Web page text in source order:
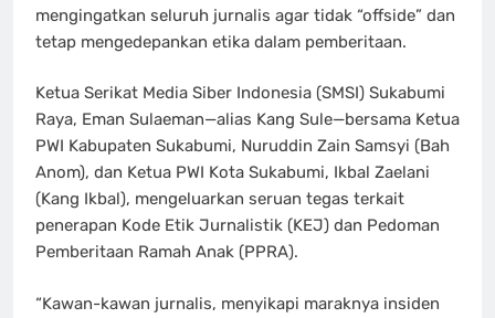
mengingatkan seluruh jurnalis agar tidak “offside” dan
tetap mengedepankan etika dalam pemberitaan.
Ketua Serikat Media Siber Indonesia (SMSI) Sukabumi
Raya, Eman Sulaeman—alias Kang Sule—bersama Ketua
PWI Kabupaten Sukabumi, Nuruddin Zain Samsyi (Bah
Anom), dan Ketua PWI Kota Sukabumi, Ikbal Zaelani
(Kang Ikbal), mengeluarkan seruan tegas terkait
penerapan Kode Etik Jurnalistik (KEJ) dan Pedoman
Pemberitaan Ramah Anak (PPRA).
“Kawan-kawan jurnalis, menyikapi maraknya insiden